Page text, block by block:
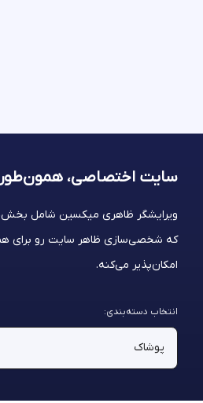
سایت اختصاصی،
ویرایشگر ظاهری میکسین شامل
که شخصی‌سازی ظاهر سایت رو برای
امکان‌پذیر می‌کنه.
انتخاب دسته‌بندی: